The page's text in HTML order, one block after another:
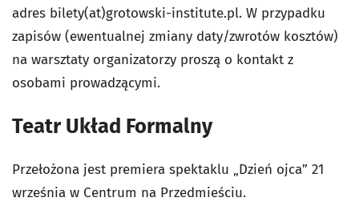
adres bilety(at)grotowski-institute.pl. W przypadku
zapisów (ewentualnej zmiany daty/zwrotów kosztów)
na warsztaty organizatorzy proszą o kontakt z
osobami prowadzącymi.
Teatr Układ Formalny
Przełożona jest premiera spektaklu „Dzień ojca” 21
września w Centrum na Przedmieściu.